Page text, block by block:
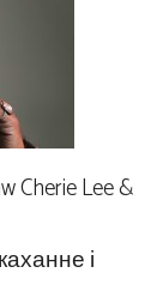
Cherie Lee &
і